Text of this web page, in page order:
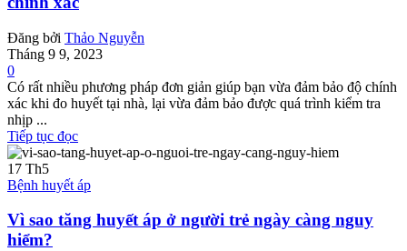
Đăng bởi Thảo Nguyễn
Tháng 9 9, 2023
0
Có rất nhiều phương pháp đơn giản giúp bạn vừa đảm bảo độ chính
xác khi đo huyết tại nhà, lại vừa đảm bảo được quá trình kiểm tra
nhịp ...
Tiếp tục đọc
17 Th5
Bệnh huyết áp
Vì sao tăng huyết áp ở người trẻ ngày càng nguy
hiểm?